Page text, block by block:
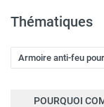
Thématiques
Armoire anti-feu
POURQUOI